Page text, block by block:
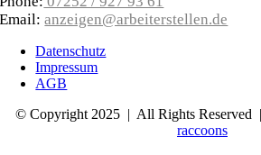
Email:anzeigen@arbeiterstellen.de
Datenschutz
Impressum
AGB
© Copyright 2025 | All Rights Reserved
raccoons